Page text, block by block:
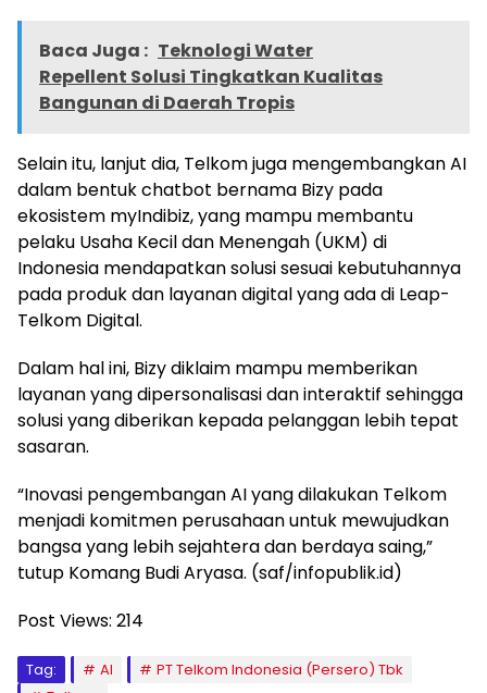
Baca Juga : Teknologi Water
Repellent Solusi Tingkatkan Kualitas
Bangunan di Daerah Tropis
Selain itu, lanjut dia, Telkom juga mengembangkan AI
dalam bentuk chatbot bernama Bizy pada
ekosistem myIndibiz, yang mampu membantu
pelaku Usaha Kecil dan Menengah (UKM) di
Indonesia mendapatkan solusi sesuai kebutuhannya
pada produk dan layanan digital yang ada di Leap-
Telkom Digital.
Dalam hal ini, Bizy diklaim mampu memberikan
layanan yang dipersonalisasi dan interaktif sehingga
solusi yang diberikan kepada pelanggan lebih tepat
sasaran.
“Inovasi pengembangan AI yang dilakukan Telkom
menjadi komitmen perusahaan untuk mewujudkan
bangsa yang lebih sejahtera dan berdaya saing,”
tutup Komang Budi Aryasa. (saf/infopublik.id)
Post Views: 214
Tag: AI
PT Telkom Indonesia (Persero) Tbk